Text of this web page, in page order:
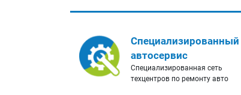
Специализированный
автосервис
Специализированная сеть
техцентров по ремонту авто